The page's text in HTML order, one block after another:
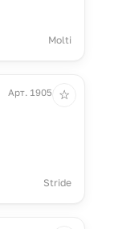
Molti
Арт. 19051.40
Stride
☆